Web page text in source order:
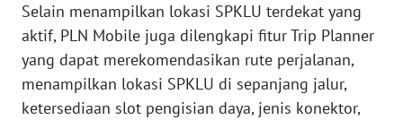
Selain menampilkan lokasi SPKLU terdekat yang
aktif, PLN Mobile juga dilengkapi fitur Trip Planner
yang dapat merekomendasikan rute perjalanan,
menampilkan lokasi SPKLU di sepanjang jalur,
ketersediaan slot pengisian daya, jenis konektor,
BABEL
WN